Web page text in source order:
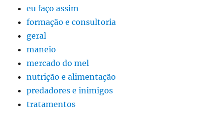
eu faço assim
formação e consultoria
geral
maneio
mercado do mel
nutrição e alimentação
predadores e inimigos
tratamentos